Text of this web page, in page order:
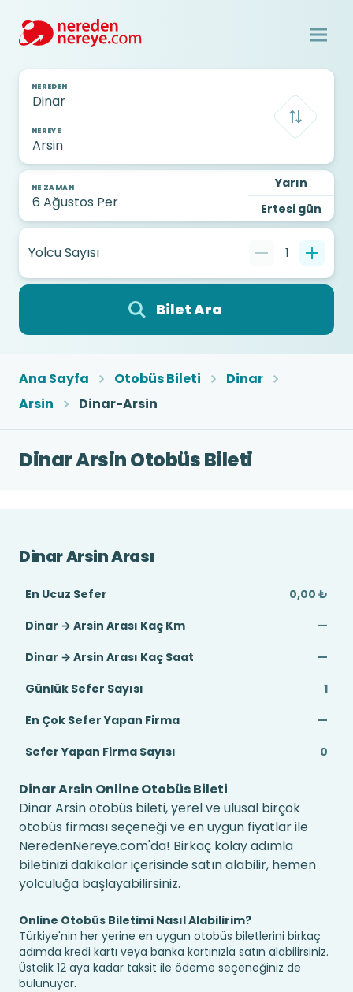
NEREDEN
NEREYE
NE ZAMAN
Yarın
Ertesi gün
Yolcu Sayısı 1
Bilet Ara
Ana Sayfa Otobüs Bileti
Dinar
Arsin
Dinar-Arsin
Dinar Arsin Otobüs Bileti
Dinar Arsin Arası
En Ucuz Sefer
0,00 ₺
Dinar → Arsin Arası Kaç Km
—
Dinar → Arsin Arası Kaç Saat
—
Günlük Sefer Sayısı
1
En Çok Sefer Yapan Firma
—
Sefer Yapan Firma Sayısı
0
Dinar Arsin Online Otobüs Bileti
Dinar Arsin otobüs bileti, yerel ve ulusal birçok
otobüs firması seçeneği ve en uygun fiyatlar ile
NeredenNereye.com'da! Birkaç kolay adımla
biletinizi dakikalar içerisinde satın alabilir, hemen
yolculuğa başlayabilirsiniz.
Online Otobüs Biletimi Nasıl Alabilirim?
Türkiye'nin her yerine en uygun otobüs biletlerini birkaç
adımda kredi kartı veya banka kartınızla satın alabilirsiniz.
Üstelik 12 aya kadar taksit ile ödeme seçeneğiniz de
bulunuyor.